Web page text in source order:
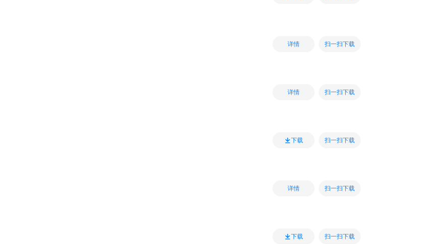
详情 扫一扫下载
详情 扫一扫下载
下载 扫一扫下载
详情 扫一扫下载
下载 扫一扫下载